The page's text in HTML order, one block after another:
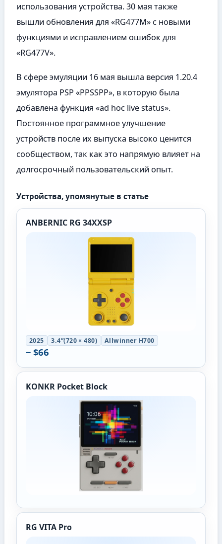
использования устройства. 30 мая также
вышли обновления для «RG477M» с новыми
функциями и исправлением ошибок для
«RG477V».
В сфере эмуляции 16 мая вышла версия 1.20.4
эмулятора PSP «PPSSPP», в которую была
добавлена функция «ad hoc live status».
Постоянное программное улучшение
устройств после их выпуска высоко ценится
сообществом, так как это напрямую влияет на
долгосрочный пользовательский опыт.
Устройства, упомянутые в статье
ANBERNIC RG 34XXSP
2025 3.4”(720 × 480) Allwinner H700
~ $66
KONKR Pocket Block
RG VITA Pro